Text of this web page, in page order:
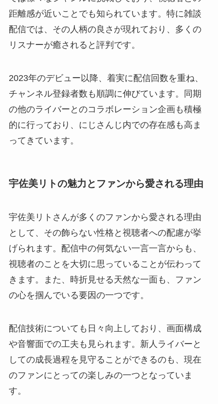
距離感が近いことでも知られています。特に雑談
配信では、その人柄の良さが現れており、多くの
リスナーが癒されると評判です。
2023年のデビュー以降、着実に配信回数を重ね、
チャンネル登録者数も順調に伸びています。同期
の他のライバーとのコラボレーション企画も積極
的に行っており、にじさんじ内での存在感も高ま
ってきています。
宇佐美リトの魅力とファンから愛される理由
宇佐美リトさんが多くのファンから愛される理由
として、その飾らない性格と視聴者への配慮が挙
げられます。配信中の何気ない一言一言からも、
視聴者のことを大切に思っていることが伝わって
きます。また、時折見せる天然な一面も、ファン
の心を掴んでいる要因の一つです。
配信技術についても日々向上しており、画面構成
や音響面での工夫も見られます。新人ライバーと
しての成長過程を見守ることができるのも、現在
のファンにとっての楽しみの一つとなっていま
す。